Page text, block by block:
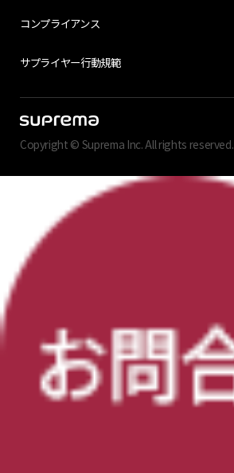
コンプライアンス
サプライヤー行動規範
Copyright © Suprema Inc. All rights reserved.